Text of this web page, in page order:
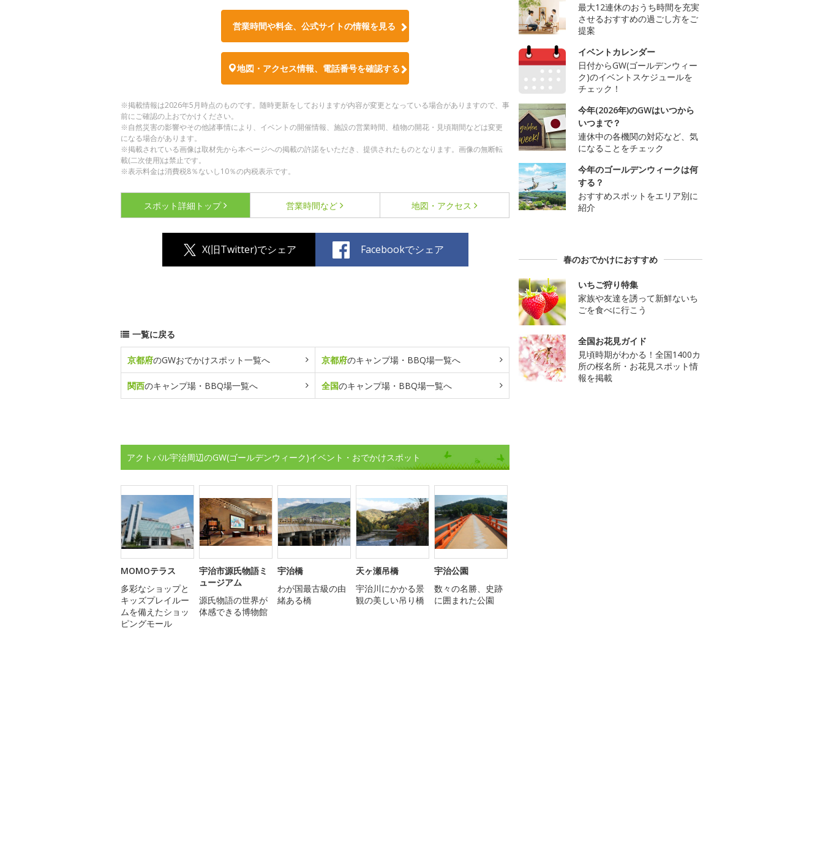
営業時間や料金、公式サイトの情報を見る
地図・アクセス情報、電話番号を確認する
※掲載情報は2026年5月時点のものです。随時更新をしておりますが内容が変更となっている場合がありますので、事
前にご確認の上おでかけください。
※自然災害の影響やその他諸事情により、イベントの開催情報、施設の営業時間、植物の開花・見頃期間などは変更
になる場合があります。
※掲載されている画像は取材先から本ページへの掲載の許諾をいただき、提供されたものとなります。画像の無断転
載(二次使用)は禁止です。
※表示料金は消費税8％ないし10％の内税表示です。
スポット詳細 トップ 営業時間など 地図・アクセス
X(旧Twitter)でシェア Facebookでシェア
一覧に戻る
京都府のGWおでかけスポット一覧へ 京都府のキャンプ場・BBQ場一覧へ
関西のキャンプ場・BBQ場一覧へ 全国のキャンプ場・BBQ場一覧へ
アクトパル宇治周辺のGW(ゴールデンウィーク)イベント・おでかけスポット
MOMOテラス
多彩なショップと
キッズプレイルー
ムを備えたショッ
ピングモール
宇治市源氏物語ミ
ュージアム
源氏物語の世界が
体感できる博物館
宇治橋
わが国最古級の由
緒ある橋
天ヶ瀬吊橋
宇治川にかかる景
観の美しい吊り橋
宇治公園
数々の名勝、史跡
に囲まれた公園
最大12連休のおうち時間を充実
させるおすすめの過ごし方をご
提案
イベントカレンダー
日付からGW(ゴールデンウィー
ク)のイベントスケジュールを
チェック！
今年(2026年)のGWはいつから
いつまで？
連休中の各機関の対応など、気
になることをチェック
今年のゴールデンウィークは何
する？
おすすめスポットをエリア別に
紹介
春のおでかけにおすすめ
いちご狩り特集
家族や友達を誘って新鮮ないち
ごを食べに行こう
全国お花見ガイド
見頃時期がわかる！全国1400カ
所の桜名所・お花見スポット情
報を掲載